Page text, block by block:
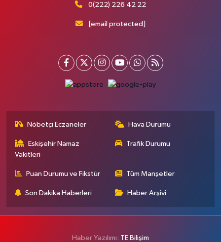
0(222) 226 42 22
[email protected]
Nöbetçi Eczaneler Hava Durumu
Eskişehir Namaz
Vakitleri
Trafik Durumu
Puan Durumu ve Fikstür Tüm Manşetler
Son Dakika Haberleri Haber Arşivi
Haber Yazılımı: TE Bilişim